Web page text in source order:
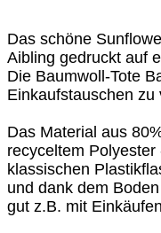
Das schöne
Aibling gedruckt auf
Die Baumwoll-Tote
Einkaufstauschen zu
Das Material aus
recyceltem
klassischen
und dank dem
gut z.B. mit